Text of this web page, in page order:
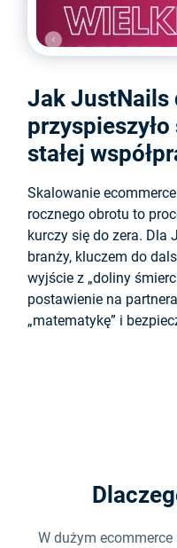
Jak JustNails
stałej
Skalowanie
rocznego obrotu to
kurczy się do zera. Dla
branży, kluczem do
wyjście z „doliny
postawienie na
„matematykę” i
W dużym ecommerce